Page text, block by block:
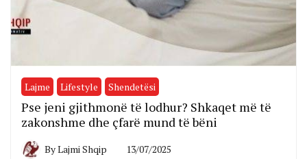
Lajme Lifestyle Shendetësi
Pse jeni gjithmonë të lodhur? Shkaqet më të
zakonshme dhe çfarë mund të bëni
ByLajmi Shqip 13/07/2025